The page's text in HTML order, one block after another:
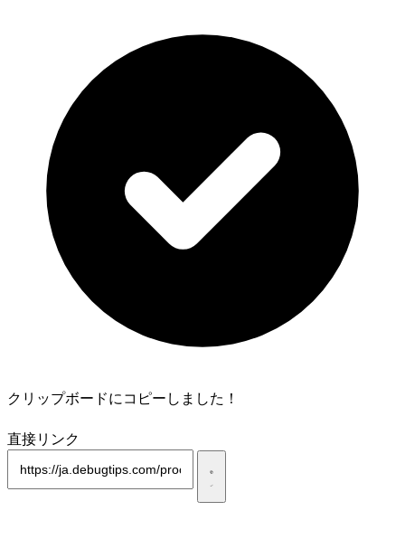
クリップボードにコピーしました！
直接リンク